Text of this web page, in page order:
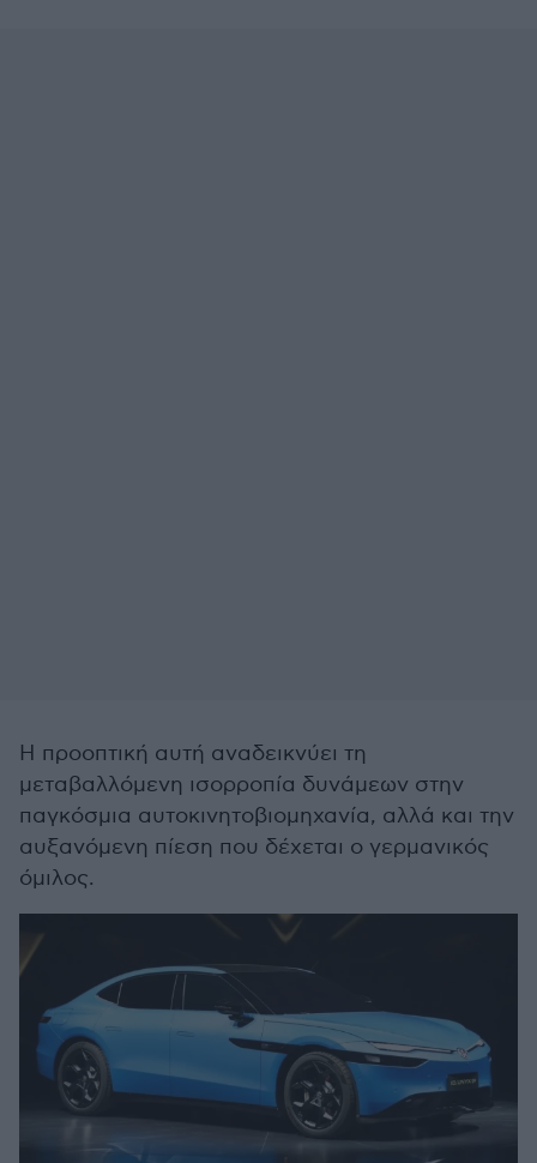
Η προοπτική αυτή αναδεικνύει τη
μεταβαλλόμενη ισορροπία δυνάμεων στην
παγκόσμια αυτοκινητοβιομηχανία, αλλά και την
αυξανόμενη πίεση που δέχεται ο γερμανικός
όμιλος.